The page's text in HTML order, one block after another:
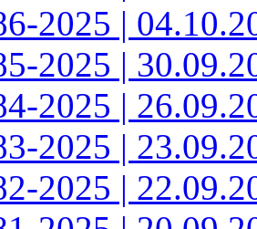
2025 |
2025 |
2025 |
2025 |
2025 |